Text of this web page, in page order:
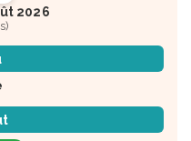
2026